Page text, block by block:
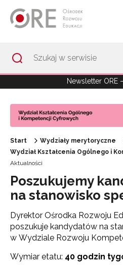
Newsletter ORE
Start
Wydziały merytoryczne
Wydział Kształcenia Ogólnego i
Aktualności
Poszukujemy
na stanowisko
Dyrektor Ośrodka Rozwoju
poszukuje kandydatów na
w Wydziale Rozwoju
Wymiar etatu: 40 godzin